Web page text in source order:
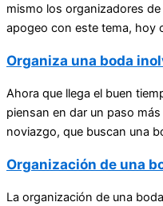
mismo los organizadores
apogeo con este tema, hoy
Organiza una boda
Ahora que llega el buen
piensan en dar un paso
noviazgo, que buscan una
Organización de una
La organización de una